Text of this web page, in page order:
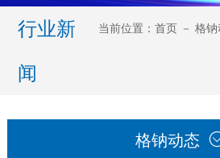
行业新
闻
当前位置： 首页－ 格钠
格钠动态